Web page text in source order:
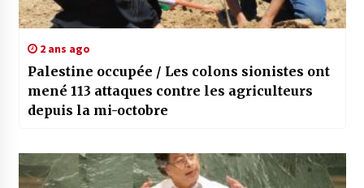
2 ans ago
Palestine occupée / Les colons sionistes ont
mené 113 attaques contre les agriculteurs
depuis la mi-octobre